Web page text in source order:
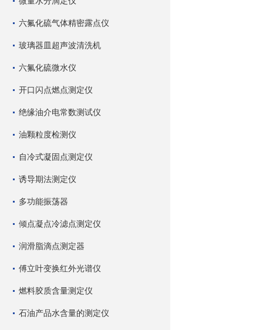
六氟化硫气体精密露点仪
玻璃器皿超声波清洗机
六氟化硫微水仪
开口闪点燃点测定仪
绝缘油介电常数测试仪
油颗粒度检测仪
自冷式凝固点测定仪
诱导期法测定仪
多功能振荡器
倾点凝点冷滤点测定仪
润滑脂滴点测定器
傅立叶变换红外光谱仪
燃料胶质含量测定仪
石油产品水含量的测定仪